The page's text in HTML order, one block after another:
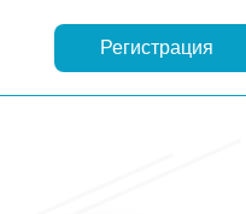
Регистрация